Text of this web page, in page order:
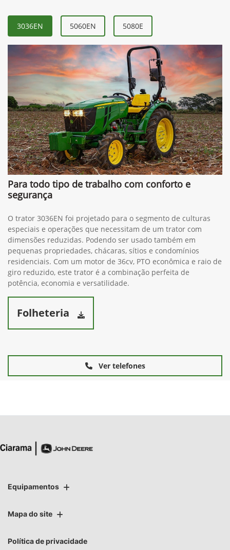
3036EN 5060EN 5080E
Para todo tipo de trabalho com conforto e
segurança
O trator 3036EN foi projetado para o segmento de culturas
especiais e operações que necessitam de um trator com
dimensões reduzidas. Podendo ser usado também em
pequenas propriedades, chácaras, sítios e condomínios
residenciais. Com um motor de 36cv, PTO econômica e raio de
giro reduzido, este trator é a combinação perfeita de
potência, economia e versatilidade.
Folheteria
Ver telefones
Equipamentos
Mapa do site
Política de privacidade